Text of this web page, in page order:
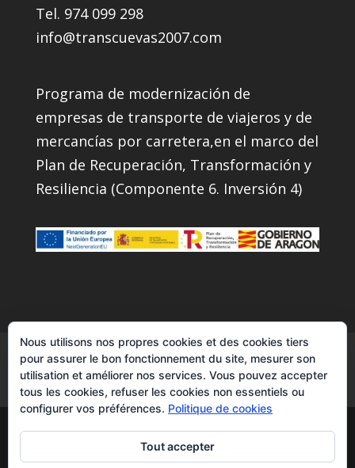
Tel. 974 099 298
info@transcuevas2007.com
Programa de modernización de
empresas de transporte de viajeros y de
mercancías por carretera,en el marco del
Plan de Recuperación, Transformación y
Resiliencia (Componente 6. Inversión 4)
Nos Services Instagram
Contacts
Facebook
YouTube
Transcuevas2007|transporte de
semirremolques - todos los derechos
Nous utilisons nos propres cookies et des cookies tiers
pour assurer le bon fonctionnement du site, mesurer son
utilisation et améliorer nos services. Vous pouvez accepter
tous les cookies, refuser les cookies non essentiels ou
configurer vos préférences. Politique de cookies
Tout accepter